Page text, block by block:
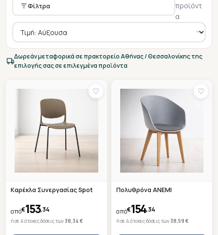
Φίλτρα
προϊόντ
α
Δωρεάν μεταφορικά σε πρακτορείο Αθήνας / Θεσσαλονίκης της
επιλογής σας σε επιλεγμένα προϊόντα
♡
Καρέκλα Συνεργασίας Spot
από€153,34
ή σε 4 άτοκες δόσεις των 38,34 €
♡
Πολυθρόνα ANEMI
από€154,34
ή σε 4 άτοκες δόσεις των 38,59 €